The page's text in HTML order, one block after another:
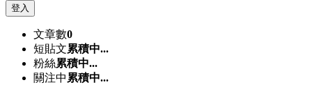
登入
文章數0
短貼文累積中...
粉絲累積中...
關注中 累積中...